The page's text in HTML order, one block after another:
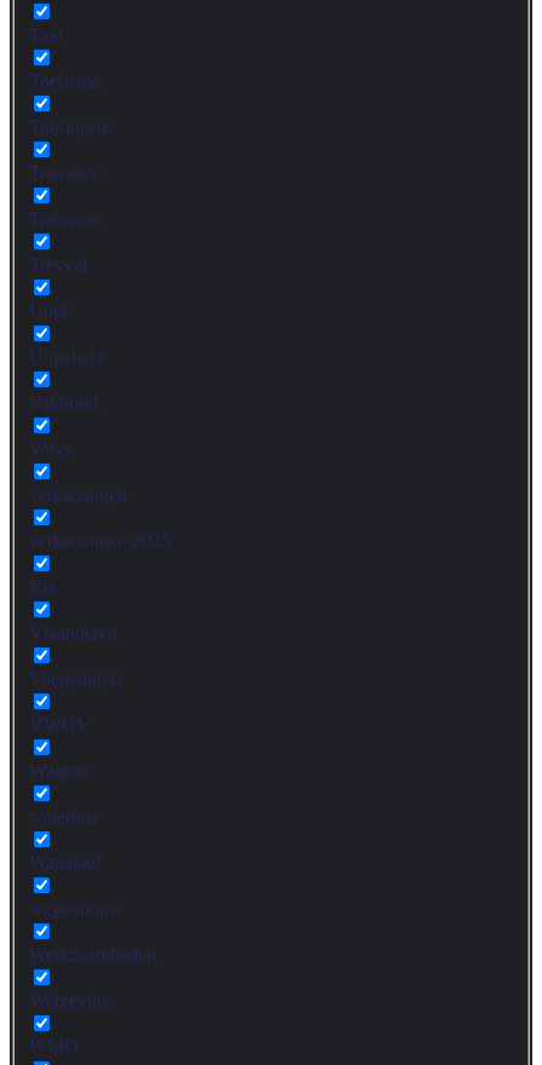
Taxi
Toerisme
Touringcar
Transdev
Transport
Trevvel
Uber
Uitgelicht
Vakbond
Valys
verkiezingen
verkiezingen 2023
Via
Vlaanderen
Voetgangers
VWOV
Wagens
waterbus
Waterstof
wegenbouw
Werkzaamheden
Wetgeving
WMO